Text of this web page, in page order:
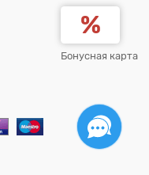
Бонусная карта